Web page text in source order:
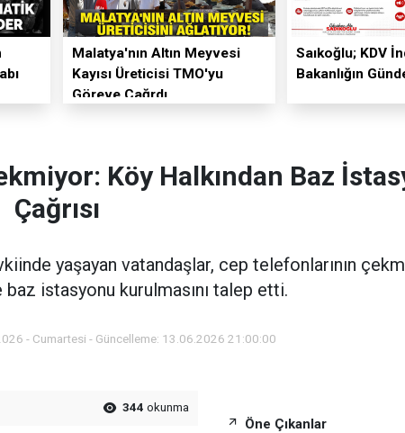
Malatya'nın Altın Meyvesi
Kayısı Üreticisi TMO'yu
Göreve Çağrdı
Saıkoğlu; KDV
Bakanlığın
Köy Halkından Baz
Çağrısı
yaşayan vatandaşlar, cep telefonlarının
istasyonu kurulmasını talep etti.
- Cumartesi - Güncelleme: 13.06.2026 21:00:00
344 okunma
Öne Çıkanlar